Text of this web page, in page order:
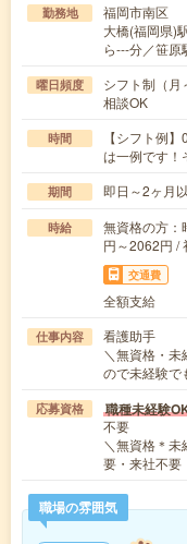
勤務地
福岡市南区
大橋(福岡県)
ら---分／笹原
曜日頻度
シフト制（月
相談OK
時間
【シフト例
は一例です
期間 即日～2ヶ月
時給
無資格の方：
円～2062円 /
交通費
全額支給
仕事内容
看護助手
＼無資格・未
ので未経験
応募資格 職種未経験
不要
＼無資格＊
要・来社不
職場の雰囲気